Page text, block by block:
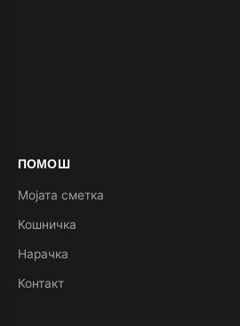
ПОМОШ
Мојата сметка
Кошничка
Нарачка
Контакт